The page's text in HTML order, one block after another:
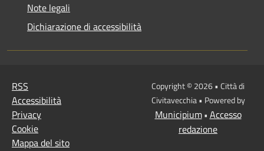
Note legali
Dichiarazione di accessibilità
RSS
Accessibilità
Privacy
Cookie
Mappa del sito
Copyright © 2026 • Città di
Civitavecchia • Powered by
Municipium• Accesso
redazione